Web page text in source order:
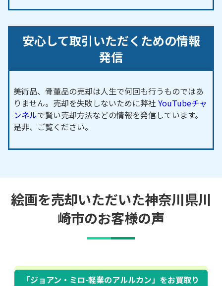
安心して取引いただくための情報
発信
美術品、骨董品の売却は人生で何回も行うものではあ
りません。売却を失敗しないために弊社 YouTubeチャ
ンネルで賢い売却方法などの情報を発信しています。
是非、ご覧ください。
絵画を売却いただいた神奈川県川
崎市のお客様の声
「ジョアン・ミロ-軽業のアルルカン」 をお買取り